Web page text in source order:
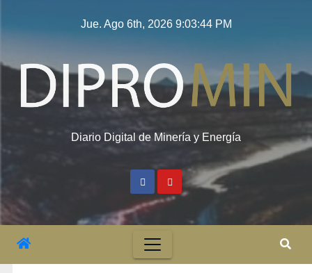
Jue. Ago 6th, 2026 9:03:45 PM
Diario Digital de Minería y Energía